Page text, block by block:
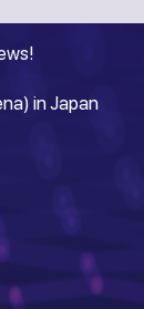
in Japan